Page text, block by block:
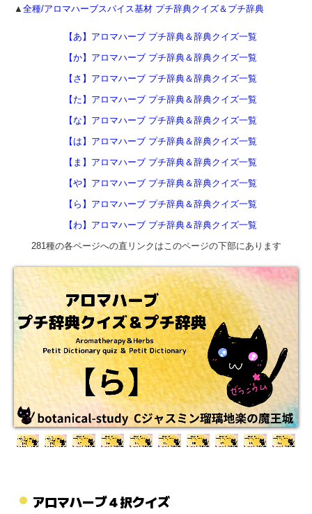
▲ 全種/アロマハーブスパイス基材 プチ辞典クイズ＆プチ辞典
【あ】アロマハーブ プチ辞典＆辞典クイズ一覧
【か】アロマハーブ プチ辞典＆辞典クイズ一覧
【さ】アロマハーブ プチ辞典＆辞典クイズ一覧
【た】アロマハーブ プチ辞典＆辞典クイズ一覧
【な】アロマハーブ プチ辞典＆辞典クイズ一覧
【は】アロマハーブ プチ辞典＆辞典クイズ一覧
【ま】アロマハーブ プチ辞典＆辞典クイズ一覧
【や】アロマハーブ プチ辞典＆辞典クイズ一覧
【ら】アロマハーブ プチ辞典＆辞典クイズ一覧
【わ】アロマハーブ プチ辞典＆辞典クイズ一覧
281種の各ページへの直リンクはこのページの下部にあります
アロマハーブ４択クイズ